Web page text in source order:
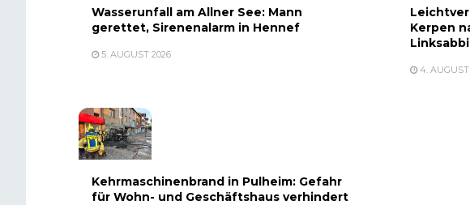
Wasserunfall am Allner See: Mann
gerettet, Sirenenalarm in Hennef
5. AUGUST 2026
Kerpen
4. AUGUST
Kehrmaschinenbrand in Pulheim: Gefahr
für Wohn- und Geschäftshaus verhindert